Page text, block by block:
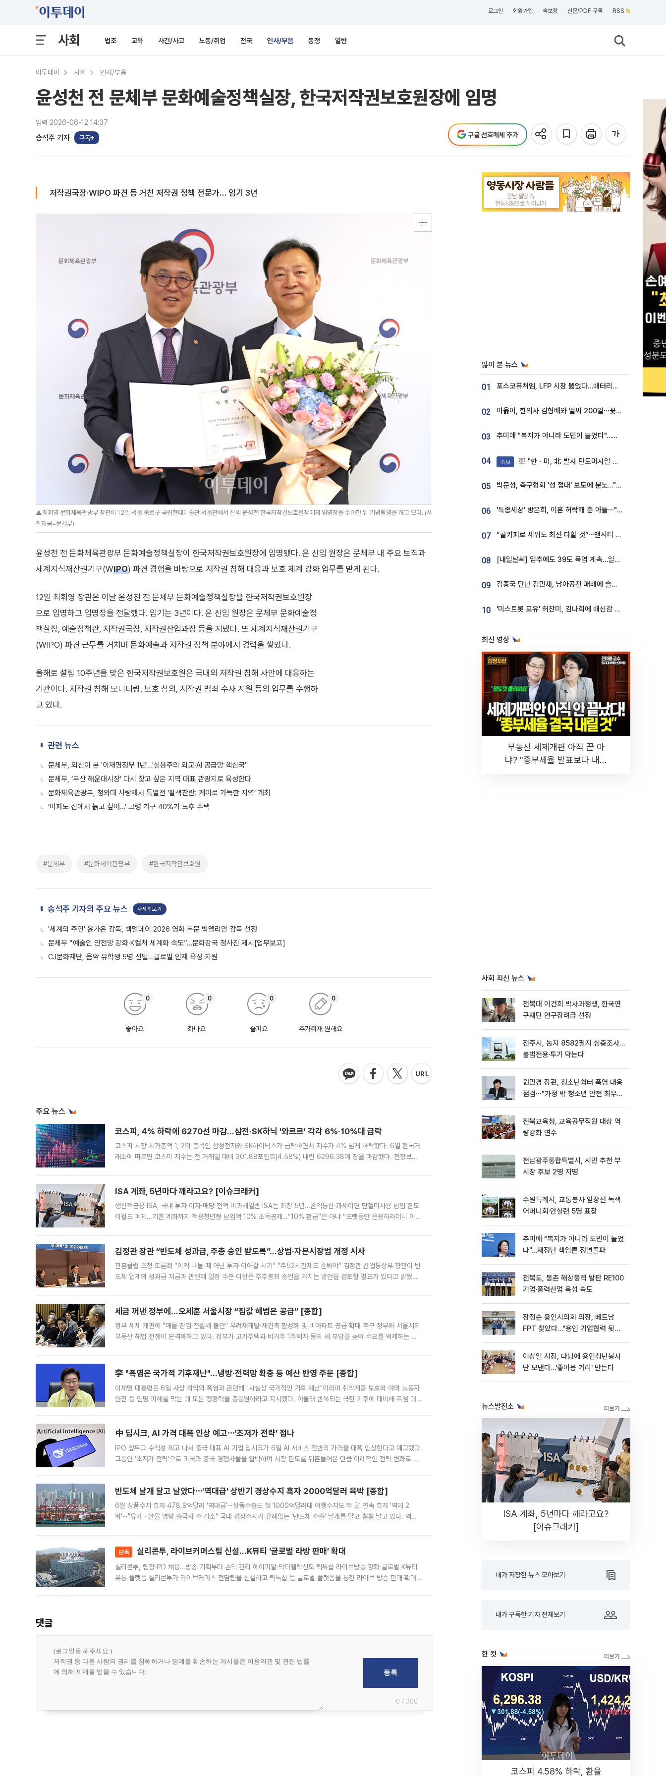
로그인 회원가입 속보창 신문/PDF 구독 RSS
사회 법조 교육 사건/사고 노동/취업 전국 인사/부음 동정 일반
이투데이 사회 인사/부음
윤성천 전 문체부 문화예술정책실장, 한국저작권보호원장에 임명
입력 2026-06-12 14:37
송석주 기자 구독 구글 선호매체 추가
저작권국장·WIPO 파견 등 거친 저작권 정책 전문가… 임기 3년
▲최휘영 문화체육관광부 장관이 12일 서울 종로구 국립현대미술관 서울관에서 신임 윤성천 한국저작권보호원장에게 임명장을 수여한 뒤 기념촬영을 하고 있다. (사
진제공=문체부)
윤성천 전 문화체육관광부 문화예술정책실장이 한국저작권보호원장에 임명됐다. 윤 신임 원장은 문체부 내 주요 보직과
세계지식재산권기구(WIPO) 파견 경험을 바탕으로 저작권 침해 대응과 보호 체계 강화 업무를 맡게 된다.
12일 최휘영 장관은 이날 윤성천 전 문체부 문화예술정책실장을 한국저작권보호원장
으로 임명하고 임명장을 전달했다. 임기는 3년이다. 윤 신임 원장은 문체부 문화예술정
책실장, 예술정책관, 저작권국장, 저작권산업과장 등을 지냈다. 또 세계지식재산권기구
(WIPO) 파견 근무를 거치며 문화예술과 저작권 정책 분야에서 경력을 쌓았다.
올해로 설립 10주년을 맞은 한국저작권보호원은 국내외 저작권 침해 사안에 대응하는
기관이다. 저작권 침해 모니터링, 보호 심의, 저작권 범죄 수사 지원 등의 업무를 수행하
고 있다.
관련 뉴스
문체부, 외신이 본 '이재명정부 1년'…'실용주의 외교·AI 공급망 핵심국’
문체부, ‘부산 해운대시장’ 다시 찾고 싶은 지역 대표 관광지로 육성한다
문화체육관광부, 청와대 사랑채서 특별전 ‘팔색찬란: 케이로 가득한 지역’ 개최
‘아파도 집에서 늙고 싶어…’ 고령 가구 40%가 노후 주택
#문체부 #문화체육관광부 #한국저작권보호원
송석주 기자의 주요 뉴스 자세히보기
'세계의 주인' 윤가은 감독, 벡델데이 2026 영화 부문 벡델리안 감독 선정
문체부 “예술인 안전망 강화·K컬처 세계화 속도”…문화강국 청사진 제시[업무보고]
CJ문화재단, 음악 유학생 5명 선발…글로벌 인재 육성 지원
좋아요
0
화나요
0
슬퍼요
0
추가취재 원해요
0
주요 뉴스
코스피, 4% 하락에 6270선 마감…삼전·SK하닉 '와르르' 각각 6%·10%대 급락
코스피 시장 시가총액 1, 2위 종목인 삼성전자와 SK하이닉스가 급락하면서 지수가 4% 넘게 하락했다. 6일 한국거
래소에 따르면 코스피 지수는 전 거래일 대비 301.88포인트(4.58%) 내린 6296.38에 장을 마감했다. 전장보다
ISA 계좌, 5년마다 깨라고요? [이슈크래커]
생산적금융 ISA, 국내 투자 이자·배당 전액 비과세일반 ISA는 최장 5년…손익통산·과세이연 단절미사용 납입 한도
이월도 폐지…기존 계좌까지 적용청년형 납입액 10% 소득공제…“10% 환급”은 아냐 “오랫동안 운용하라더니 이제
김정관 장관 “반도체 성과급, 주총 승인 받도록”…상법·자본시장법 개정 시사
관훈클럽 초청 토론회 “이익 나눌 때 아닌 투자 이어갈 시기” “주52시간제도 손봐야” 김정관 산업통상부 장관이 반
도체 업계의 성과급 지급과 관련해 일정 수준 이상은 주주총회 승인을 거치는 방안을 검토할 필요가 있다고 밝혔다.
세금 꺼낸 정부에…오세훈 서울시장 “집값 해법은 공급” [종합]
정부 세제 개편에 “매물 잠김·전월세 불안” 우려재개발·재건축 활성화 및 비아파트 공급 확대 촉구 정부와 서울시의
부동산 해법 전쟁이 본격화하고 있다. 정부가 고가주택과 비거주 1주택자 등의 세 부담을 높여 수요를 억제하는 카
李 "폭염은 국가적 기후재난"…냉방·전력망 확충 등 예산 반영 주문 [종합]
이재명 대통령은 6일 사상 최악의 폭염과 관련해 "사실상 국가적인 기후 재난"이라며 취약계층 보호와 야외 노동자
안전 등 인명 피해를 막는 데 모든 행정력을 총동원하라고 지시했다. 아울러 반복되는 극한 기후에 대비해 폭염 대응
中 딥시크, AI 가격 대폭 인상 예고⋯‘초저가 전략’ 접나
IPO 앞두고 수익성 제고 나서 중국 대표 AI 기업 딥시크가 6일 AI 서비스 전반의 가격을 대폭 인상한다고 예고했다.
그동안 ‘초저가 전략’으로 미국과 중국 경쟁사들을 압박하며 시장 판도를 뒤흔들어온 만큼 이례적인 전략 변화로 평
반도체 날개 달고 날았다⋯'역대급' 상반기 경상수지 흑자 2000억달러 육박 [종합]
6월 상품수지 흑자 478.9억달러 '역대급'⋯상품수출도 첫 1000억달러대 여행수지도 두 달 연속 흑자 '역대 2
위'⋯"유가ㆍ환율 영향 출국자 수 감소" 국내 경상수지가 유례없는 '반도체 수출' 날개를 달고 훨훨 날고 있다. 역대
단독 실리콘투, 라이브커머스팀 신설…K뷰티 ‘글로벌 라방 판매’ 확대
실리콘투, 팀장·PD 채용…방송 기획부터 손익 관리 에이피알·닥터멜락신도 틱톡샵 라이브방송 강화 글로벌 K뷰티
유통 플랫폼 실리콘투가 라이브커머스 전담팀을 신설하고 틱톡샵 등 글로벌 플랫폼을 통한 라이브 방송 판매 확대에
댓글
0 / 300
많이 본 뉴스
01 포스코퓨처엠, LFP 시장 뚫었다…배터리사와 대규모 장기 공급 합의
02 아옳이, 한의사 김형배와 벌써 200일⋯꽃다발 들고 "프러포즈 아냐"
03 추미애 "복지가 아니라 도민이 늘었다"…재정난 책임론 정면돌파
04 속보 軍 "한ㆍ미, 北 발사 탄도미사일 제원 정밀분석 중"
05 박문성, 축구협회 '성 접대' 보도에 분노…"다 말아먹으려고 작정했나"
06 '특종세상' 방은희, 이혼 허락해 준 아들⋯"너무 잘 커줬다" 오열
07 “골키퍼로 세워도 최선 다할 것”⋯맨시티 누네스, 주전 경쟁 각오 [인터뷰]
08 [내일날씨] 입추에도 39도 폭염 계속…일부 지역 소나기
09 김종국 만난 김민재, 남아공전 패배에 솔직한 속내⋯"선수들도 못하긴 했다"
10 '미스트롯 포유' 허찬미, 김나희에 배신감 든 사연⋯"이상준 추천해주더라"
최신 영상
부동산 세제개편 아직 끝 아
냐? "종부세율 발표보다 내릴
사회 최신 뉴스
전북대 이건희 박사과정생, 한국연
구재단 연구장려금 선정
전주시, 농지 8582필지 심층조사…
불법전용·투기 막는다
원민경 장관, 청소년쉼터 폭염 대응
점검⋯"가정 밖 청소년 안전 최우
전북교육청, 교육공무직원 대상 역
량강화 연수
전남광주통합특별시, 시민 추천 부
시장 후보 2명 지명
수원특례시, 교통봉사 앞장선 녹색
어머니회·안실련 5명 표창
추미애 "복지가 아니라 도민이 늘었
다"…재정난 책임론 정면돌파
전북도, 동촌 해상풍력 발판 RE100
기업·풍력산업 육성 속도
장정순 용인시의회 의장, 베트남
FPT 찾았다…"용인 기업협력 뒷받
이상일 시장, 다낭에 용인청년봉사
단 보낸다…'좋아용 거리' 만든다
뉴스발전소
ISA 계좌, 5년마다 깨라고요?
[이슈크래커]
내가 저장한 뉴스 모아보기
내가 구독한 기자 전체보기
한 컷
코스피 4.58% 하락, 환율